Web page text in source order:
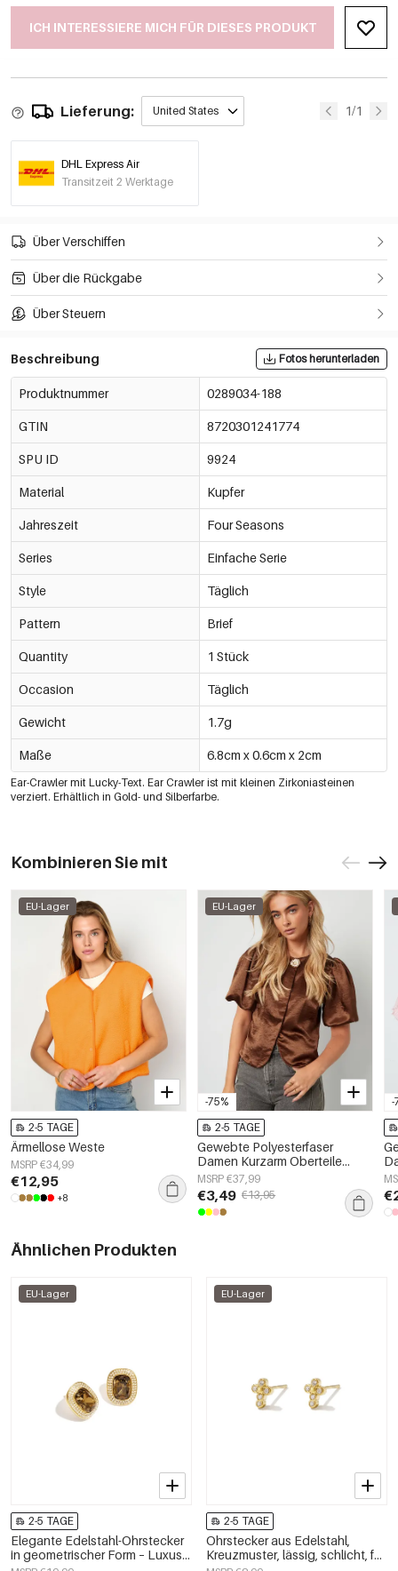
ICH INTERESSIERE MICH FÜR DIESES PRODUKT
Lieferung: United States 1/1
DHL Express Air
Transitzeit 2 Werktage
Über Verschiffen
Über die Rückgabe
Über Steuern
Beschreibung Fotos herunterladen
Produktnummer 0289034-188
GTIN 8720301241774
SPU ID 9924
Material Kupfer
Jahreszeit Four Seasons
Series Einfache Serie
Style Täglich
Pattern Brief
Quantity 1 Stück
Occasion Täglich
Gewicht 1.7g
Maße 6.8cm x 0.6cm x 2cm
Ear-Crawler mit Lucky-Text. Ear Crawler ist mit kleinen Zirkoniasteinen
verziert. Erhältlich in Gold- und Silberfarbe.
Kombinieren Sie mit
EU-Lager
2-5 TAGE
Ärmellose Weste
MSRP €34,99
€12,95
+8
-75%
EU-Lager
2-5 TAGE
Gewebte Polyesterfaser
Damen Kurzarm Oberteile
Elegant Einfarbig
MSRP €37,99
€3,49 €13,95
-
Ähnlichen Produkten
EU-Lager
2-5 TAGE
Elegante Edelstahl-Ohrstecker
in geometrischer Form – Luxus-
EU-Lager
2-5 TAGE
Ohrstecker aus Edelstahl,
Kreuzmuster, lässig, schlicht, für